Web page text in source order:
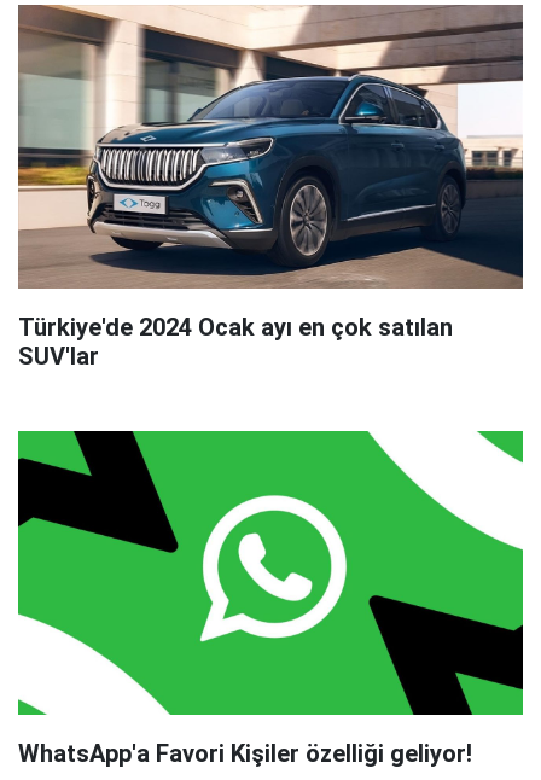
Türkiye'de 2024 Ocak ayı en çok satılan
SUV'lar
WhatsApp'a Favori Kişiler özelliği geliyor!